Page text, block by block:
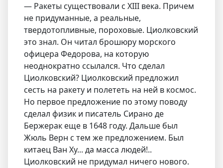
— Ракеты существовали с XIII века. Причем
не придуманные, а реальные,
твердотопливные, пороховые. Циолковский
это знал. Он читал брошюру морского
офицера Федорова, на которую
неоднократно ссылался. Что сделал
Циолковский? Циолковский предложил
сесть на ракету и полететь на ней в космос.
Но первое предложение по этому поводу
сделал физик и писатель Сирано де
Бержерак еще в 1648 году. Дальше был
Жюль Верн с тем же предложением. Был
китаец Ван Ху... да масса людей!..
Циолковский не придумал ничего нового.